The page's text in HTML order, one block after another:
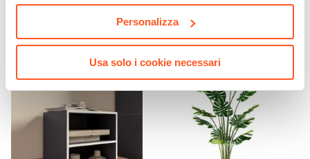
Personalizza
Usa solo i cookie necessari
€ 98,00